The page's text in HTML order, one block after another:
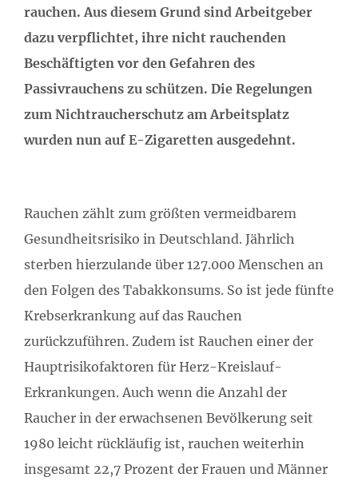
rauchen. Aus diesem Grund sind Arbeitgeber
dazu verpflichtet, ihre nicht rauchenden
Beschäftigten vor den Gefahren des
Passivrauchens zu schützen. Die Regelungen
zum Nichtraucherschutz am Arbeitsplatz
wurden nun auf E-Zigaretten ausgedehnt.
Rauchen zählt zum größten vermeidbarem
Gesundheitsrisiko in Deutschland. Jährlich
sterben hierzulande über 127.000 Menschen an
den Folgen des Tabakkonsums. So ist jede fünfte
Krebserkrankung auf das Rauchen
zurückzuführen. Zudem ist Rauchen einer der
Hauptrisikofaktoren für Herz-Kreislauf-
Erkrankungen. Auch wenn die Anzahl der
Raucher in der erwachsenen Bevölkerung seit
1980 leicht rückläufig ist, rauchen weiterhin
insgesamt 22,7 Prozent der Frauen und Männer